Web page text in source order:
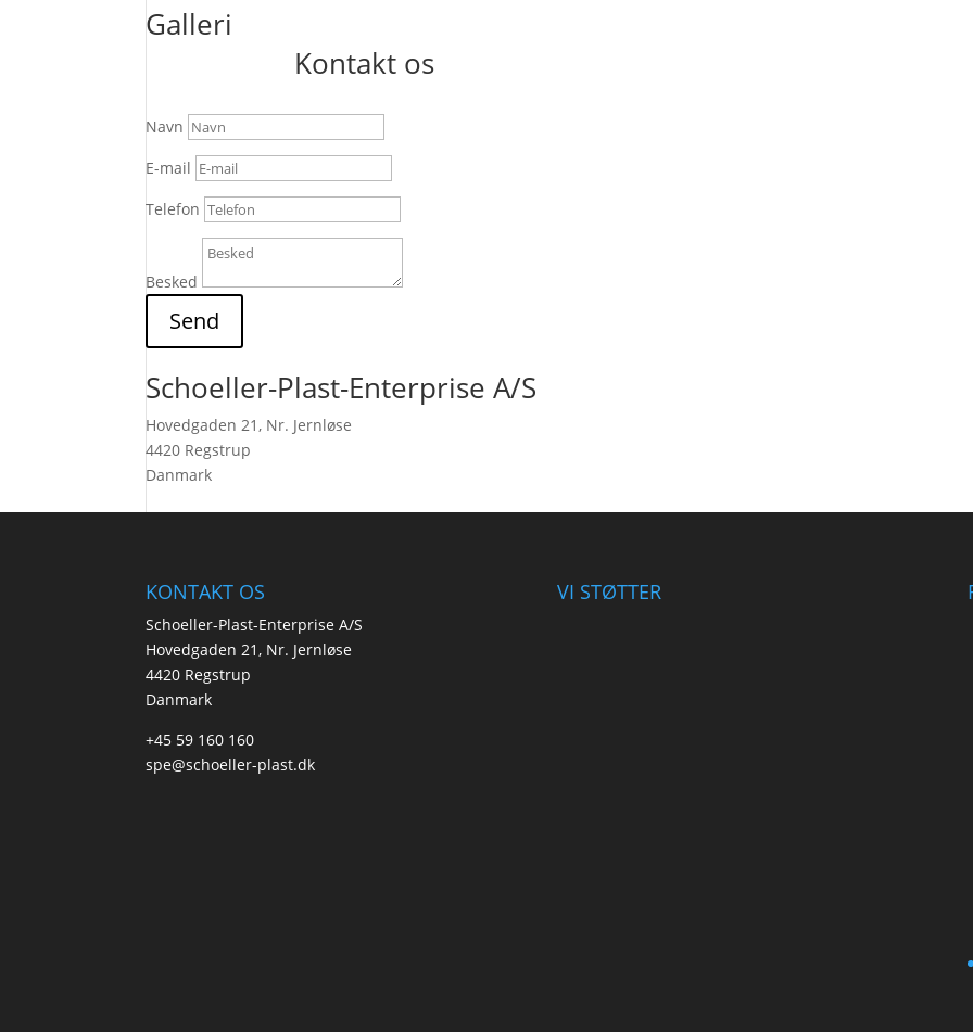
Galleri
Kontakt os
Navn
E-mail
Telefon
Besked
Send
Schoeller-Plast-Enterprise A/S
Hovedgaden 21, Nr. Jernløse
4420 Regstrup
Danmark
KONTAKT OS
Schoeller-Plast-Enterprise A/S
Hovedgaden 21, Nr. Jernløse
4420 Regstrup
Danmark
+45 59 160 160
spe@schoeller-plast.dk
VI STØTTER